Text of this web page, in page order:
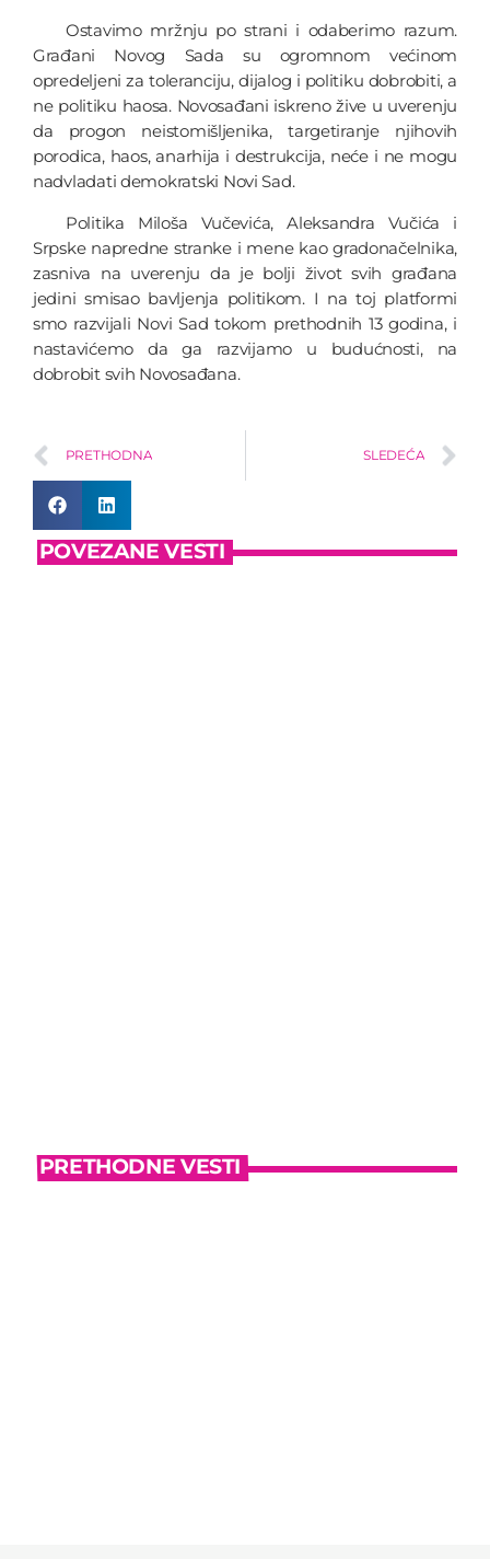
Ostavimo mržnju po strani i odaberimo razum.
Građani Novog Sada su ogromnom većinom
opredeljeni za toleranciju, dijalog i politiku dobrobiti, a
ne politiku haosa. Novosađani iskreno žive u uverenju
da progon neistomišljenika, targetiranje njihovih
porodica, haos, anarhija i destrukcija, neće i ne mogu
nadvladati demokratski Novi Sad.
Politika Miloša Vučevića, Aleksandra Vučića i
Srpske napredne stranke i mene kao gradonačelnika,
zasniva na uverenju da je bolji život svih građana
jedini smisao bavljenja politikom. I na toj platformi
smo razvijali Novi Sad tokom prethodnih 13 godina, i
nastavićemo da ga razvijamo u budućnosti, na
dobrobit svih Novosađana.
PRETHODNA SLEDEĆA
POVEZANE VESTI
PRETHODNE VESTI